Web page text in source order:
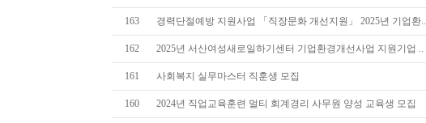
163 경력단절예방 지원사업 「직장문화 개선지원」 2025년 기업환..
162 2025년 서산여성새로일하기센터 기업환경개선사업 지원기업 ..
161 사회복지 실무마스터 직훈생 모집
160 2024년 직업교육훈련 멀티 회계경리 사무원 양성 교육생 모집